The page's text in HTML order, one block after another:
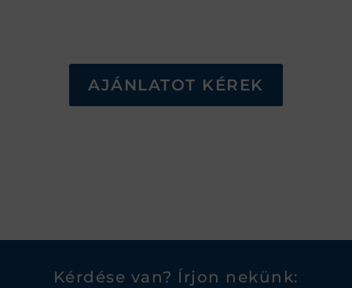
AJÁNLATOT KÉREK
Kérdése van? Írjon nekünk: